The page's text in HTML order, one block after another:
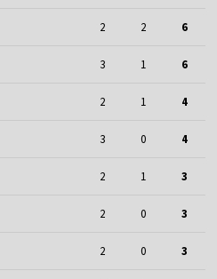
2 2 6
3 1 6
2 1 4
3 0 4
2 1 3
2 0 3
2 0 3